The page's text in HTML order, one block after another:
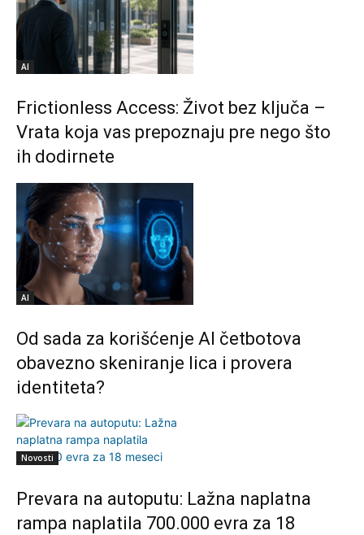
AI
Frictionless Access: Život bez ključa –
Vrata koja vas prepoznaju pre nego što
ih dodirnete
AI
Od sada za korišćenje AI četbotova
obavezno skeniranje lica i provera
identiteta?
Novosti
Prevara na autoputu: Lažna naplatna
rampa naplatila 700.000 evra za 18